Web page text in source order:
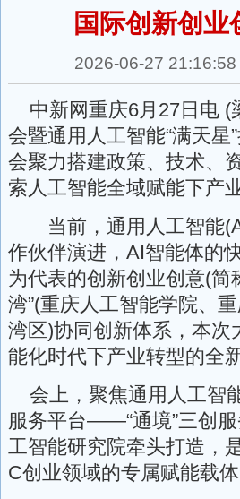
国际创新创
2026-06-27
中新网重庆6月27日电 (
会暨通用人工智能“满天
会聚力搭建政策、技术、
索人工智能全域赋能下产
当前，通用人工智能
作伙伴演进，AI智能体的
为代表的创新创业创意(简
湾”(重庆人工智能学院、
湾区)协同创新体系，本次
能化时代下产业转型的全
会上，聚焦通用人工智
服务平台——“通境”三创
工智能研究院牵头打造，
C创业领域的专属赋能载体